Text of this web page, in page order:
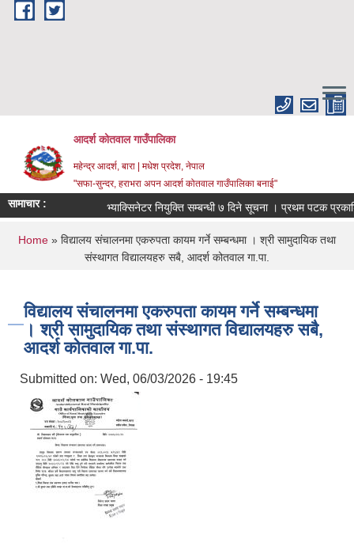
Skip to main content
आदर्श कोतवाल गाउँपालिका
महेन्द्र आदर्श, बारा | मधेश प्रदेश, नेपाल
"सफा-सुन्दर, हराभरा अपन आदर्श कोतवाल गाउँपालिका बनाई"
सामाचार : भ्याक्सिनेटर नियुक्ति सम्बन्धी ७ दिने सूचना । प्रथम पटक
You are here
Home » विद्यालय संचालनमा एकरुपता कायम गर्ने सम्बन्धमा । श्री सामुदायिक तथा
संस्थागत विद्यालयहरु सबै, आदर्श कोतवाल गा.पा.
विद्यालय संचालनमा एकरुपता कायम गर्ने सम्बन्धमा
। श्री सामुदायिक तथा संस्थागत विद्यालयहरु सबै,
आदर्श कोतवाल गा.पा.
Submitted on: Wed, 06/03/2026 - 19:45